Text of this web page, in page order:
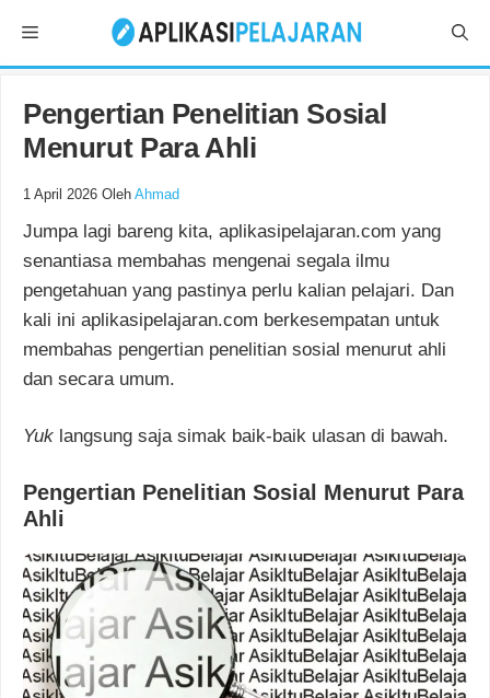
isi
Menu
Pengertian Penelitian Sosial
Menurut Para Ahli
1 April 2026 Oleh Ahmad
Jumpa lagi bareng kita, aplikasipelajaran.com yang
senantiasa membahas mengenai segala ilmu
pengetahuan yang pastinya perlu kalian pelajari. Dan
kali ini aplikasipelajaran.com berkesempatan untuk
membahas pengertian penelitian sosial menurut ahli
dan secara umum.
Yuk langsung saja simak baik-baik ulasan di bawah.
Pengertian Penelitian Sosial Menurut Para
Ahli